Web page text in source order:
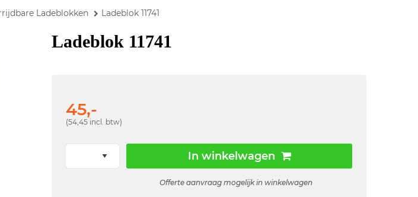
Ladeblokken Ladeblok 11741
Ladeblok 11741
45,-
(54,45 incl. btw)
In winkelwagen
Offerte aanvraag mogelijk in winkelwagen